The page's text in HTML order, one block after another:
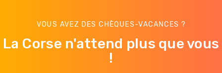
VOUS AVEZ DES CHÈQUES-VACANCES ?
La Corse n'attend plus que vous
!